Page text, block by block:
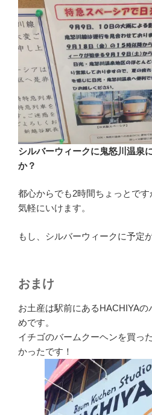
シルバーウィークに鬼怒川温泉
か？
都心からでも2時間ちょっとです
気軽にいけます。
もし、シルバーウィークに予定
おまけ
お土産は駅前にあるHACHIYA
めです。
イチゴのバームクーヘンを買っ
かったです！